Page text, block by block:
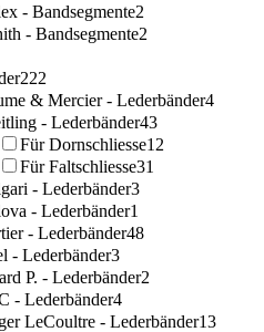
- Bandsegmente2
- Bandsegmente2
222
& Mercier - Lederbänder4
- Lederbänder43
Für Dornschliesse12
Für Faltschliesse31
- Lederbänder3
- Lederbänder1
- Lederbänder48
- Lederbänder3
P. - Lederbänder2
- Lederbänder4
LeCoultre - Lederbänder13